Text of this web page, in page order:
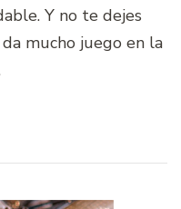
Y no te dejes
mucho juego en la